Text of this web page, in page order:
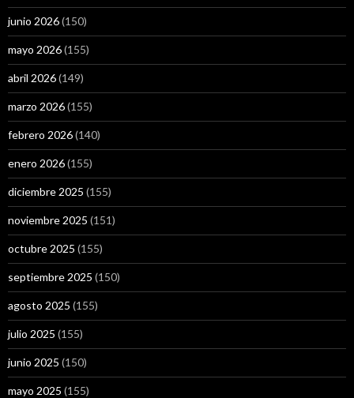
junio 2026(150)
mayo 2026(155)
abril 2026(149)
marzo 2026(155)
febrero 2026(140)
enero 2026(155)
diciembre 2025 (155)
noviembre 2025 (151)
octubre 2025 (155)
septiembre 2025 (150)
agosto 2025 (155)
julio 2025 (155)
junio 2025 (150)
mayo 2025 (155)